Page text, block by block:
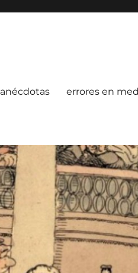
anécdotas errores en